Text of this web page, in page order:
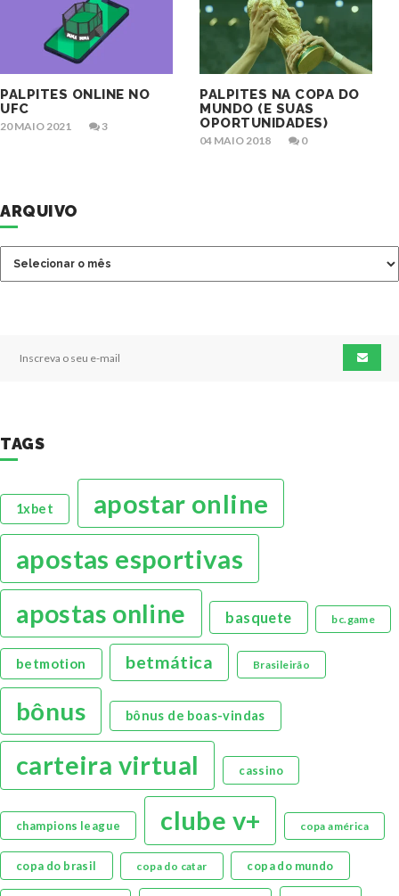
PALPITES ONLINE NO
UFC
20 MAIO 2021 3
PALPITES NA COPA DO
MUNDO (E SUAS
OPORTUNIDADES)
04 MAIO 2018 0
ARQUIVO
TAGS
1xbet
apostar online
apostas esportivas
apostas online basquete bc.game
betmotion betmática Brasileirão
bônus bônus de boas-vindas
carteira virtual cassino
champions league clube v+ copa américa
copa do brasil copa do catar copa do mundo